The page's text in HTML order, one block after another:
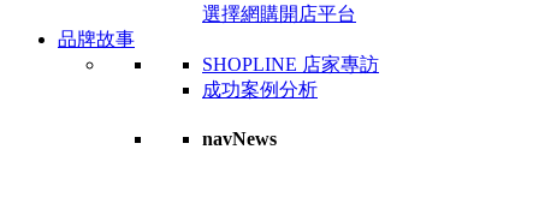
選擇網購開店平台
品牌故事
SHOPLINE 店家專訪
成功案例分析
navNews